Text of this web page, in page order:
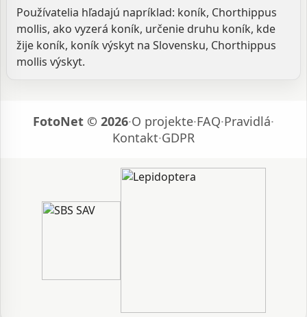
Používatelia hľadajú napríklad: koník, Chorthippus
mollis, ako vyzerá koník, určenie druhu koník, kde
žije koník, koník výskyt na Slovensku, Chorthippus
mollis výskyt.
FotoNet © 2026·O projekte·FAQ·Pravidlá·
Kontakt·GDPR